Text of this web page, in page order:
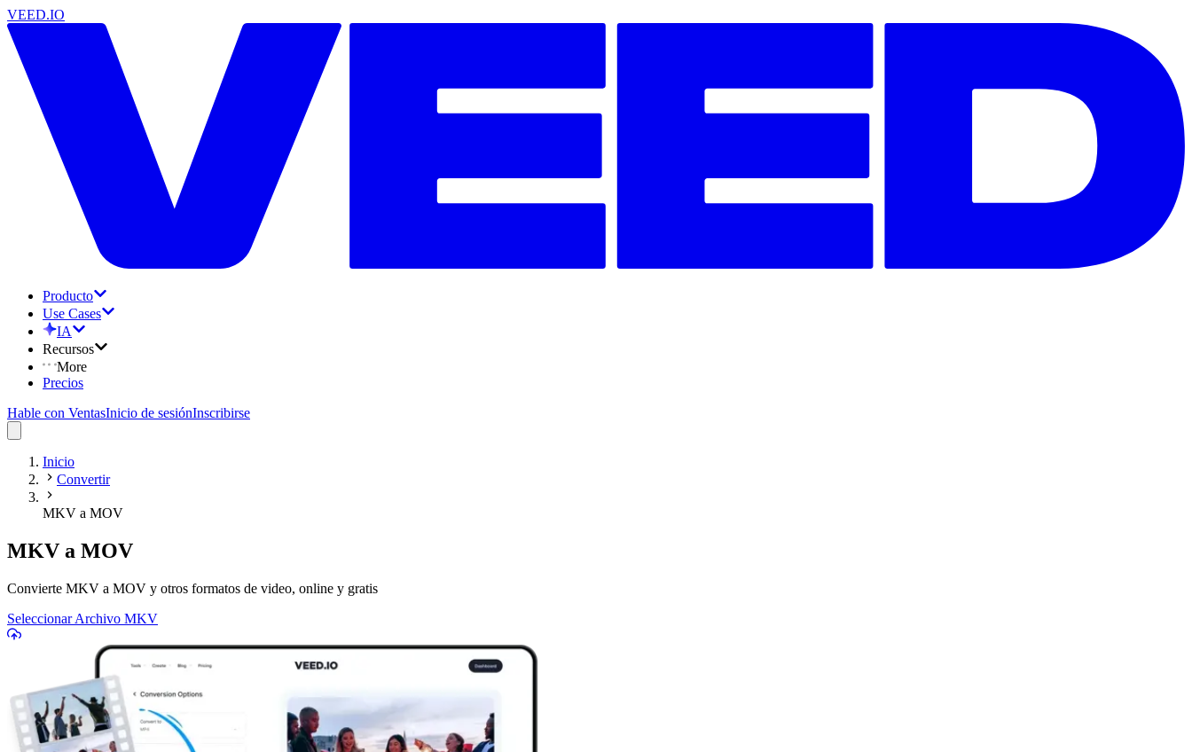
VEED.IO
Producto
Use Cases
IA
Recursos
More
Precios
Hable con VentasInicio de sesiónInscribirse
Inicio
Convertir
MKV a MOV
MKV a MOV
Convierte MKV a MOV y otros formatos de video, online y gratis
Seleccionar Archivo MKV